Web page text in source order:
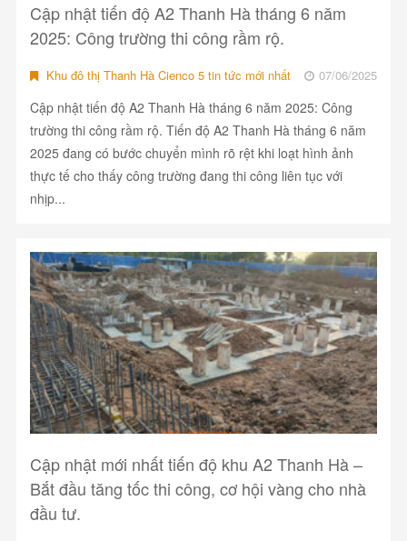
Cập nhật tiến độ A2 Thanh Hà tháng 6 năm
2025: Công trường thi công rầm rộ.
Khu đô thị Thanh Hà Cienco 5 tin tức mới nhất 07/06/2025
Cập nhật tiến độ A2 Thanh Hà tháng 6 năm 2025: Công
trường thi công rầm rộ. Tiến độ A2 Thanh Hà tháng 6 năm
2025 đang có bước chuyển mình rõ rệt khi loạt hình ảnh
thực tế cho thấy công trường đang thi công liên tục với
nhịp...
Cập nhật mới nhất tiến độ khu A2 Thanh Hà –
Bắt đầu tăng tốc thi công, cơ hội vàng cho nhà
đầu tư.